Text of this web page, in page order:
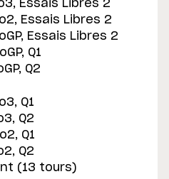
Essais Libres 2
Essais Libres 2
Essais Libres 2
Q1
Q2
Q1
Q2
Q1
Q2
(13 tours)